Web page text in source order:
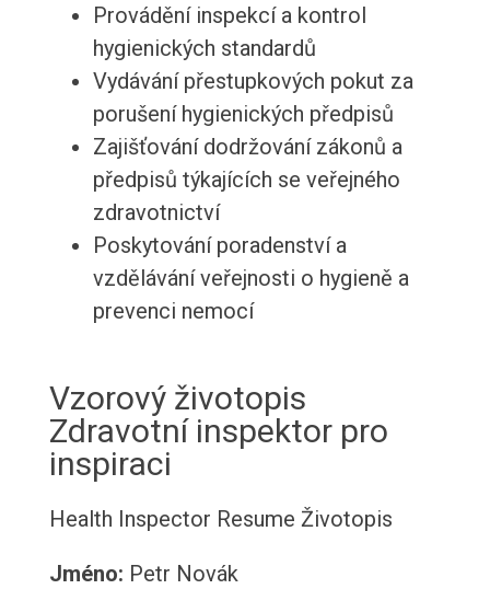
Provádění inspekcí a kontrol
hygienických standardů
Vydávání přestupkových pokut za
porušení hygienických předpisů
Zajišťování dodržování zákonů a
předpisů týkajících se veřejného
zdravotnictví
Poskytování poradenství a
vzdělávání veřejnosti o hygieně a
prevenci nemocí
Vzorový životopis
Zdravotní inspektor pro
inspiraci
Health Inspector Resume Životopis
Jméno: Petr Novák